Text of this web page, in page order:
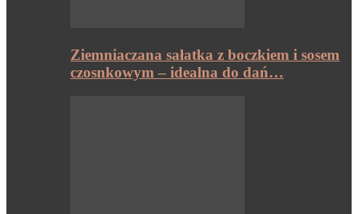
Ziemniaczana sałatka z boczkiem i sosem
czosnkowym – idealna do dań…